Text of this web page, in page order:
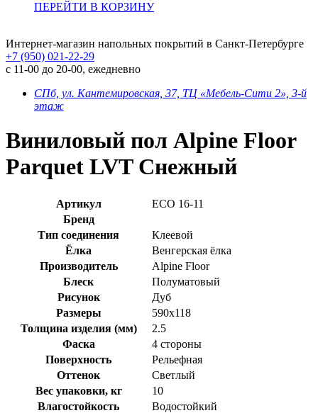
ПЕРЕЙТИ В КОРЗИНУ
Интернет-магазин напольных покрытий в Санкт-Петербурге
+7 (950) 021-22-29
с 11-00 до 20-00, ежедневно
СПб, ул. Кантемировская, 37, ТЦ «Мебель-Сити 2», 3-й
этаж
Виниловый пол Alpine Floor
Parquet LVT Снежный
Артикул
ECO 16-11
Бренд
Тип соединения
Клеевой
Ёлка
Венгерская ёлка
Производитель
Alpine Floor
Блеск
Полуматовый
Рисунок
Дуб
Размеры
590x118
Толщина изделия (мм)
2.5
Фаска
4 стороны
Поверхность
Рельефная
Оттенок
Светлый
Вес упаковки, кг
10
Влагостойкость
Водостойкий